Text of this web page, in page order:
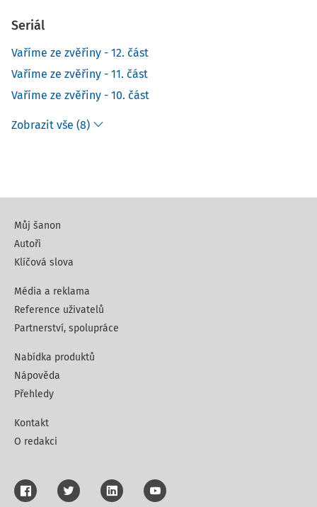
Seriál
Vaříme ze zvěřiny - 12. část
Vaříme ze zvěřiny - 11. část
Vaříme ze zvěřiny - 10. část
Zobrazit vše (8)
Můj šanon
Autoři
Klíčová slova
Média a reklama
Reference uživatelů
Partnerství, spolupráce
Nabídka produktů
Nápověda
Přehledy
Kontakt
O redakci